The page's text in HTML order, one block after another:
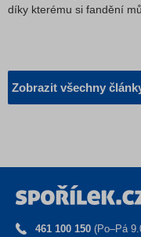
díky kterému si fandění
Zobrazit všechny
461 100 150 (Po–Pá